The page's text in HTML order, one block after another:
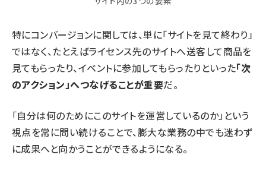
特にコンバージョンに関しては、単に「サイトを見て終わり」
ではなく、たとえばライセンス先のサイトへ送客して商品を
見てもらったり、イベントに参加してもらったりといった「次
のアクション」へつなげることが重要だ。
「自分は何のためにこのサイトを運営しているのか」という
視点を常に問い続けることで、膨大な業務の中でも迷わず
に成果へと向かうことができるようになる。